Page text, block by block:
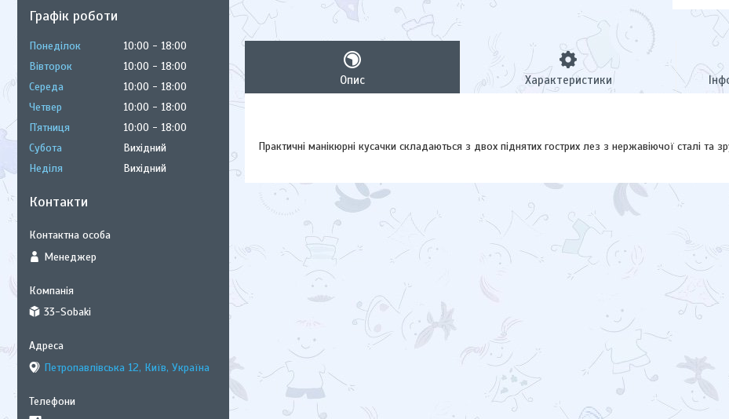
Опис Характеристики
Практичні манікюрні кусачки складаються з двох піднятих гострих лез з нержавіючої сталі та
Графік роботи
Понеділок 10:00
18:00
Вівторок
10:00
18:00
Середа
10:00
18:00
Четвер
10:00
18:00
Пʼятниця
10:00
18:00
Субота
Вихідний
Неділя
Вихідний
Контакти
Менеджер
33-Sobaki
Петропавлівська 12, Київ, Україна